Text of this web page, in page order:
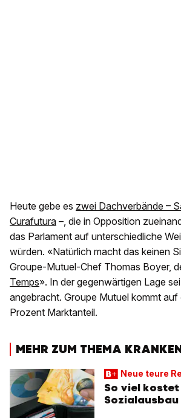
Heute gebe es zwei Dachverbände –
Curafutura –, die in Opposition
das Parlament auf unterschiedliche
würden. «Natürlich macht das keinen
Groupe-Mutuel-Chef Thomas Boyer,
Temps». In der gegenwärtigen Lage
angebracht. Groupe Mutuel kommt auf
Prozent Marktanteil.
MEHR ZUM THEMA
Neue teure
So viel
Sozialausbau